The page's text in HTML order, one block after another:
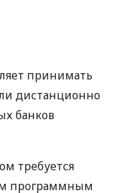
принимать
дистанционно
банков
требуется
программным